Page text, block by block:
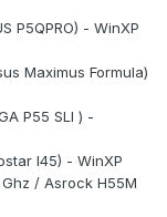
P5QPRO) - WinXP
Maximus Formula)
P55 SLI ) -
I45) - WinXP
/ Asrock H55M